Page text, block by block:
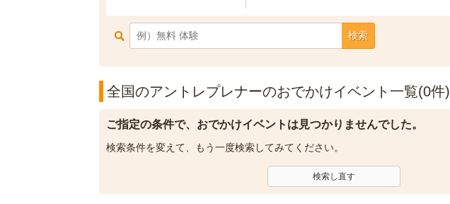
検索
全国のアントレプレナーのおでかけイベント一覧(0件)
ご指定の条件で、おでかけイベントは見つかりませんでした。
検索条件を変えて、もう一度検索してみてください。
検索し直す